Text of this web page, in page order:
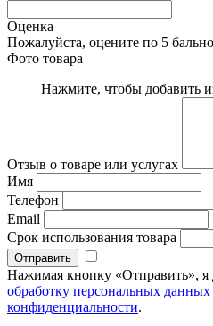
Оценка
Пожалуйста, оцените по 5
Фото товара
Нажмите, чтобы добавить
Отзыв о товаре или услугах
Имя
Телефон
Email
Срок использования товара
Нажимая кнопку «Отправить», я
обработку персональных данных
конфиденциальности.